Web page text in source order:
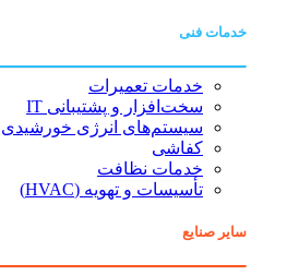
خدمات فنی
خدمات تعمیرات
سخت‌افزار و پشتیبانی IT
سیستم‌های انرژی خورشیدی
کفاشی
خدمات نظافت
تأسیسات و تهویه (HVAC)
سایر صنایع